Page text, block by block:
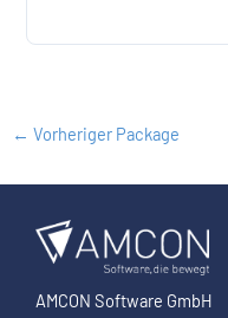
← Vorheriger Package
AMCON Software GmbH